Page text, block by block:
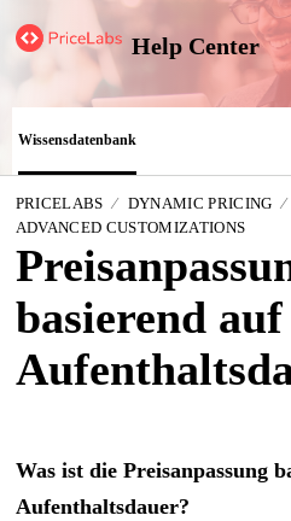
Help Center
Wissensdatenbank
PRICELABS DYNAMIC PRICING
ADVANCED CUSTOMIZATIONS
basierend auf
Was ist die Preisanpassung
Aufenthaltsdauer?